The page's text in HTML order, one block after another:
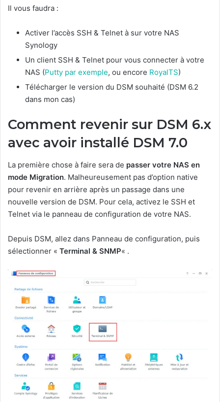
Il vous faudra :
Activer l’accès SSH & Telnet à sur votre NAS
Synology
Un client SSH & Telnet pour vous connecter à votre
NAS (Putty par exemple, ou encore RoyalTS)
Télécharger le version du DSM souhaité (DSM 6.2
dans mon cas)
Comment revenir sur DSM 6.x
avec avoir installé DSM 7.0
La première chose à faire sera de passer votre NAS en
mode Migration. Malheureusement pas d’option native
pour revenir en arrière après un passage dans une
nouvelle version de DSM. Pour cela, activez le SSH et
Telnet via le panneau de configuration de votre NAS.
Depuis DSM, allez dans Panneau de configuration, puis
sélectionner « Terminal & SNMP« .